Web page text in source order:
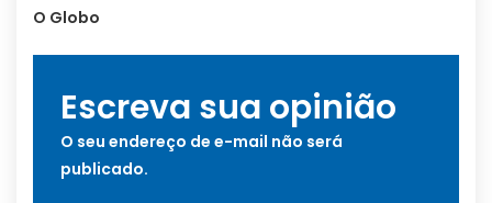
O Globo
Escreva sua opinião
O seu endereço de e-mail não será
publicado.